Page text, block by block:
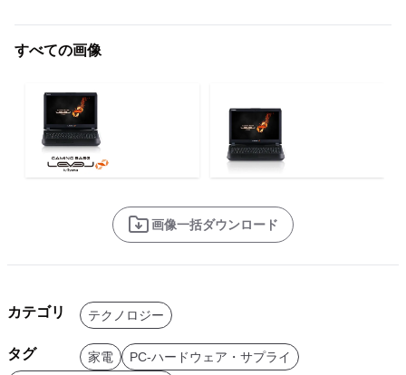
すべての画像
画像一括ダウンロード
カテゴリ テクノロジー
タグ 家電
PC-ハードウェア・サプライ